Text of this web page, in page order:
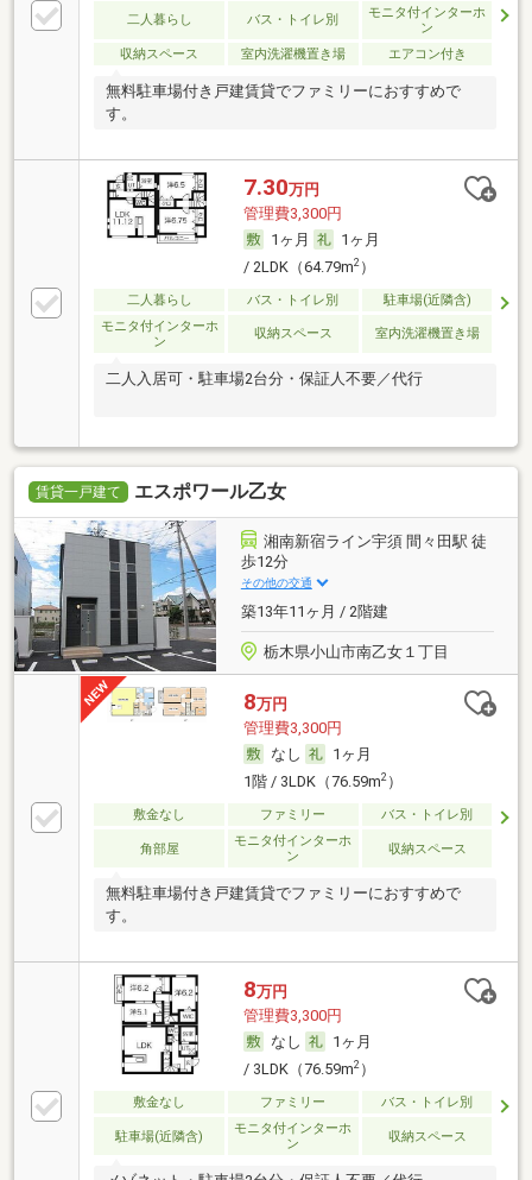
二人暮らし バス・トイレ別
モニタ付インターホ
ン
収納スペース
室内洗濯機置き場 エアコン付き
無料駐車場付き戸建賃貸でファミリーにおすすめで
す。
7.30万円
管理費3,300円
1ヶ月
1ヶ月
/ 2LDK（64.79m2）
二人暮らし バス・トイレ別
駐車場(近隣含)
モニタ付インターホ
ン
収納スペース 室内洗濯機置き場
二人入居可・駐車場2台分・保証人不要／代行
賃貸一戸建て エスポワール乙女
湘南新宿ライン宇須 間々田駅 徒
歩12分
その他の交通
築13年11ヶ月 / 2階建
栃木県小山市南乙女１丁目
8万円
管理費3,300円
なし
1ヶ月
1階 / 3LDK（76.59m2）
敷金なし ファミリー バス・トイレ別
角部屋
モニタ付インターホ
ン
収納スペース
無料駐車場付き戸建賃貸でファミリーにおすすめで
す。
8万円
管理費3,300円
なし
1ヶ月
/ 3LDK（76.59m2）
敷金なし ファミリー バス・トイレ別
駐車場(近隣含)
モニタ付インターホ
ン
収納スペース